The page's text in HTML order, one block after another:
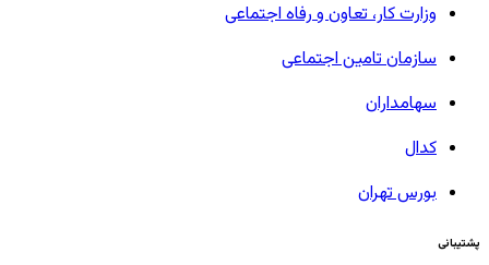
وزارت کار، تعاون و رفاه اجتماعی
سازمان تامین اجتماعی
سهامداران
کدال
بورس تهران
پشتیبانی